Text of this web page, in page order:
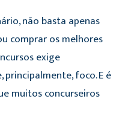
não basta apenas
comprar os melhores
exige
foco. E é
muitos concurseiros